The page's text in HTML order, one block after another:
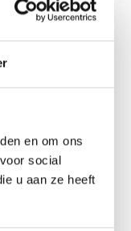
en om ons
social
u aan ze heeft